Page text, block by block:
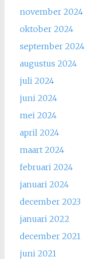
november 2024
oktober 2024
september 2024
augustus 2024
juli 2024
juni 2024
mei 2024
april 2024
maart 2024
februari 2024
januari 2024
december 2023
januari 2022
december 2021
juni 2021